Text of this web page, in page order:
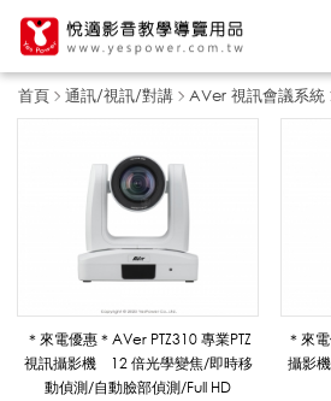
首頁 通訊/視訊/對講 AVer 視訊會議系統
Z＊來電優惠＊AVer PTZ310 專業PTZ
視訊攝影機 12 倍光學變焦/即時移
動偵測/自動臉部偵測/Full HD
＊來
攝影